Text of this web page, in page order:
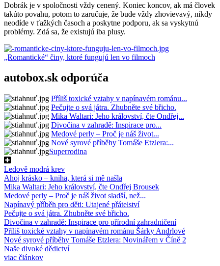
Dobrák je v spoločnosti vždy cenený. Koniec koncov, ak má človek
takúto povahu, potom to zaručuje, že bude vždy zhovievavý, nikdy
neodíde v ťažkých časoch a poskytne podporu, ak sa vyskytnú
problémy. Zdá sa, že existujú iba plusy.
„Romantické“ činy, ktoré fungujú len vo filmoch
autobox.sk odporúča
Příliš toxické vztahy v napínavém románu...
Pečujte o svá játra. Zhubněte své břicho.
Mika Waltari: Jeho království, čte Ondřej...
Divočina v zahradě: Inspirace pro...
Medové perly – Proč je náš život...
Nové syrové příběhy Tomáše Etzlera:...
Superrodina
Ledově modrá krev
Ahoj krásko – kniha, která si mě našla
Mika Waltari: Jeho království, čte Ondřej Brousek
Medové perly – Proč je náš život sladší, než...
Napínavý příběh pro děti: Utajené přátelství
Pečujte o svá játra. Zhubněte své břicho.
Divočina v zahradě: Inspirace pro přírodní zahradničení
Příliš toxické vztahy v napínavém románu Šárky Andrlové
Nové syrové příběhy Tomáše Etzlera: Novinářem v Číně 2
Naše divoké dědictví
viac článkov